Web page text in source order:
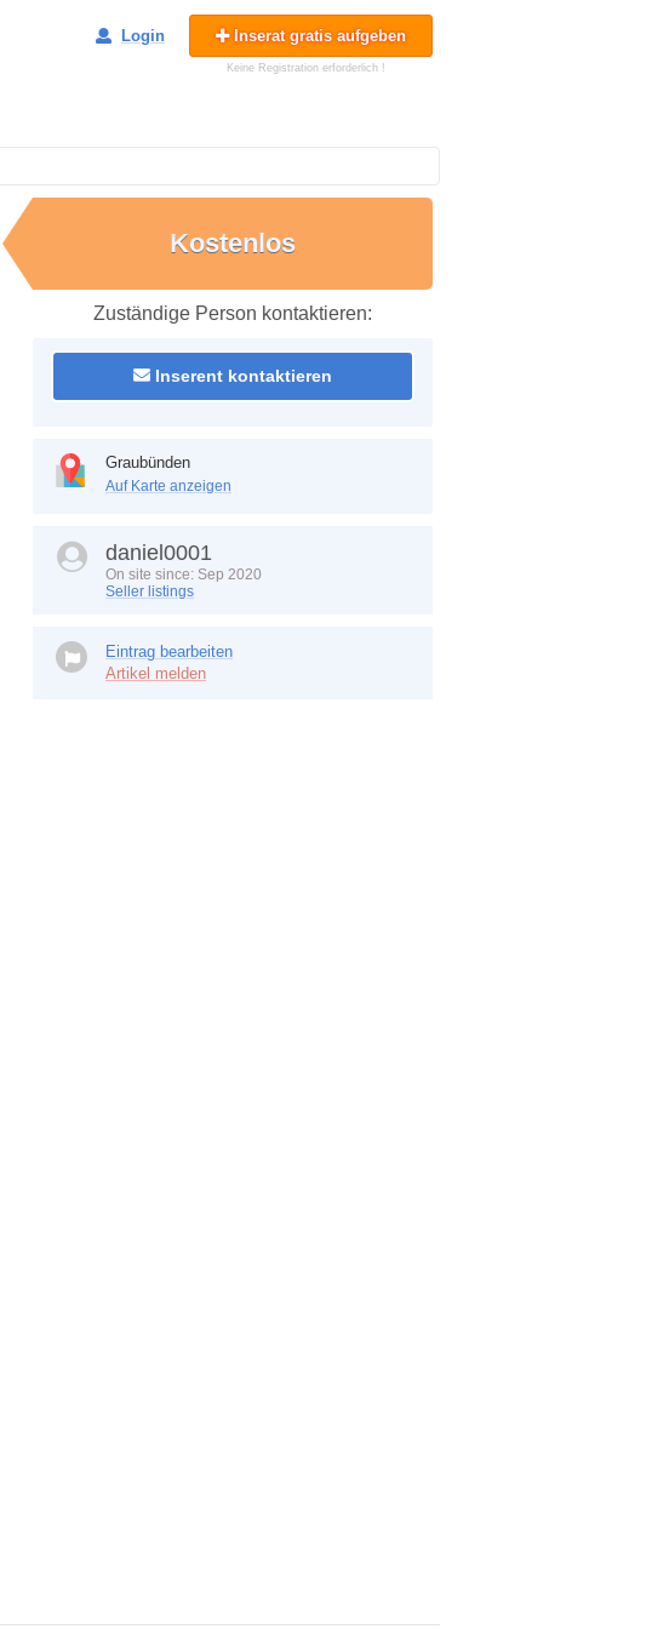
Login Inserat gratis aufgeben
Keine Registration erforderlich !
Kostenlos
Zuständige Person kontaktieren:
Inserent kontaktieren
Graubünden
Auf Karte anzeigen
daniel0001
On site since: Sep 2020
Seller listings
Eintrag bearbeiten
Artikel melden